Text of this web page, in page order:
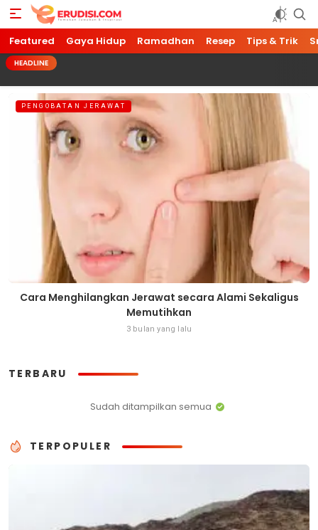
Featured Gaya Hidup Ramadhan Resep Tips & Trik
HEADLINE
PENGOBATAN JERAWAT
Cara Menghilangkan Jerawat secara Alami Sekaligus
Memutihkan
3 bulan yang lalu
TERBARU
Sudah ditampilkan semua
TERPOPULER